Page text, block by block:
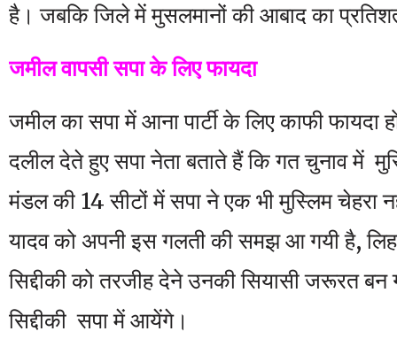
है। जबकि जिले में मुसलमानों की आबाद का
जमील वापसी सपा के लिए फायदा
जमील का सपा में आना पार्टी के लिए काफी फायदा
दलील देते हुए सपा नेता बताते हैं कि गत चुनाव में
मंडल की 14 सीटों में सपा ने एक भी मुस्लिम चेहरा
यादव को अपनी इस गलती की समझ आ गयी है,
सिद्दीकी को तरजीह देने उनकी सियासी जरूरत बन
सिद्दीकी सपा में आयेंगे।